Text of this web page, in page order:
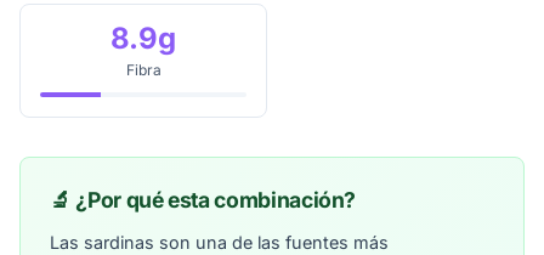
8.9g
Fibra
🔬 ¿Por qué esta combinación?
Las sardinas son una de las fuentes más